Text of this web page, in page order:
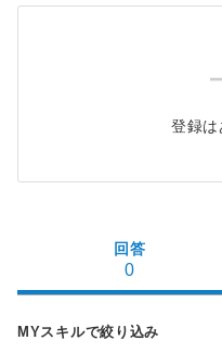
登録は
回答
0
MYスキルで絞り込み